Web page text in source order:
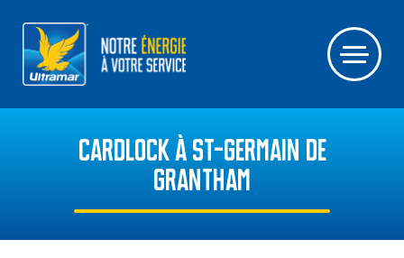
CARDLOCK À ST-GERMAIN DE
GRANTHAM